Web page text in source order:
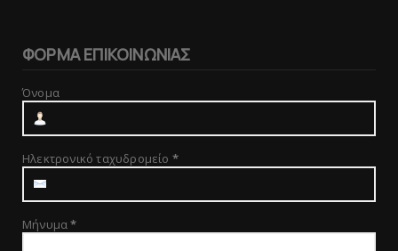
ΦΟΡΜΑ ΕΠΙΚΟΙΝΩΝΙΑΣ
Όνομα
Ηλεκτρονικό ταχυδρομείο *
Μήνυμα*